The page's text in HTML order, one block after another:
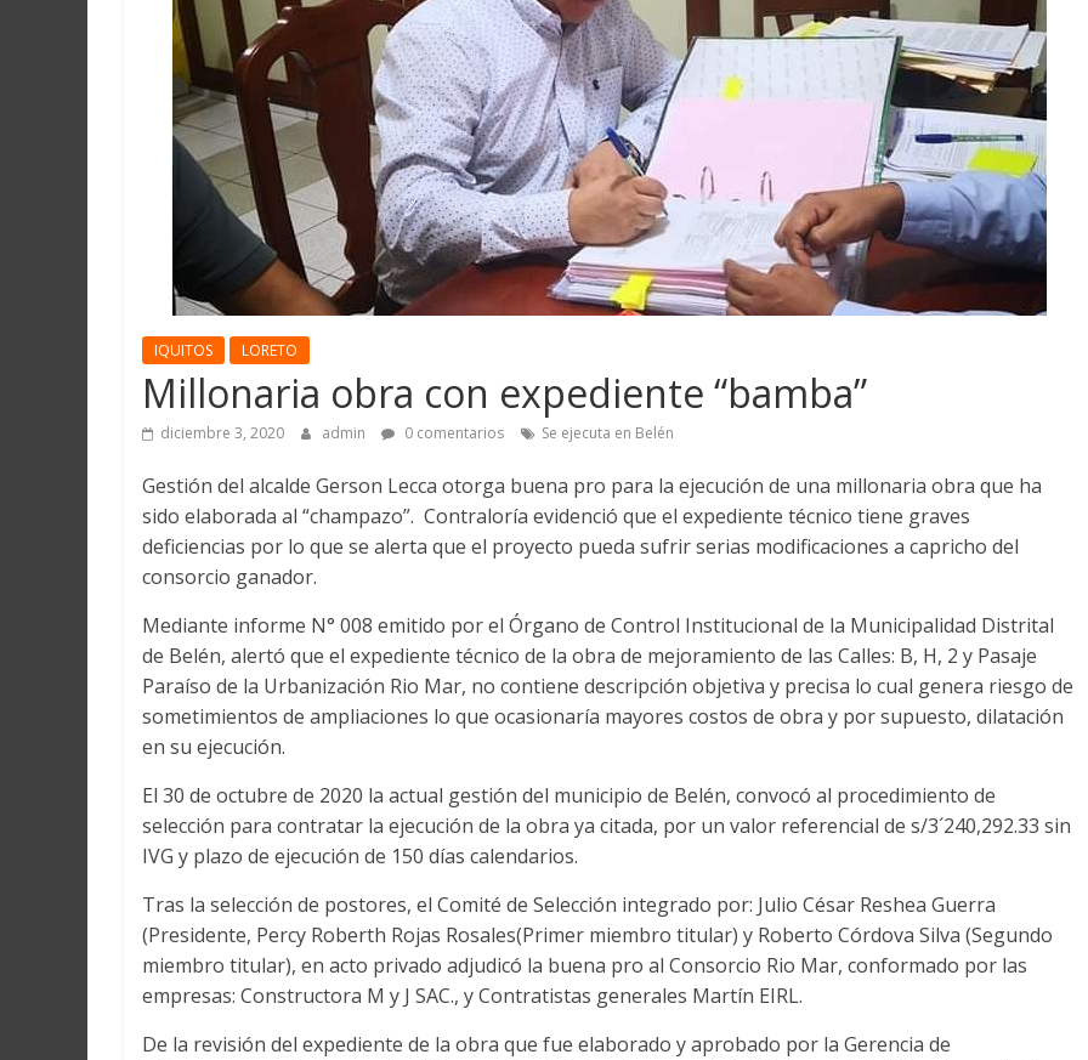
Martín
Loreto
IQUITOS LORETO
Millonaria obra con expediente “bamba”
diciembre 3, 2020 admin 0 comentarios Se ejecuta en Belén
Gestión del alcalde Gerson Lecca otorga buena pro para la ejecución de una millonaria obra que ha
sido elaborada al “champazo”. Contraloría evidenció que el expediente técnico tiene graves
deficiencias por lo que se alerta que el proyecto pueda sufrir serias modificaciones a capricho del
consorcio ganador.
Mediante informe N° 008 emitido por el Órgano de Control Institucional de la Municipalidad Distrital
de Belén, alertó que el expediente técnico de la obra de mejoramiento de las Calles: B, H, 2 y Pasaje
Paraíso de la Urbanización Rio Mar, no contiene descripción objetiva y precisa lo cual genera riesgo de
sometimientos de ampliaciones lo que ocasionaría mayores costos de obra y por supuesto, dilatación
en su ejecución.
El 30 de octubre de 2020 la actual gestión del municipio de Belén, convocó al procedimiento de
selección para contratar la ejecución de la obra ya citada, por un valor referencial de s/3´240,292.33 sin
IVG y plazo de ejecución de 150 días calendarios.
Tras la selección de postores, el Comité de Selección integrado por: Julio César Reshea Guerra
(Presidente, Percy Roberth Rojas Rosales(Primer miembro titular) y Roberto Córdova Silva (Segundo
miembro titular), en acto privado adjudicó la buena pro al Consorcio Rio Mar, conformado por las
empresas: Constructora M y J SAC., y Contratistas generales Martín EIRL.
De la revisión del expediente de la obra que fue elaborado y aprobado por la Gerencia de